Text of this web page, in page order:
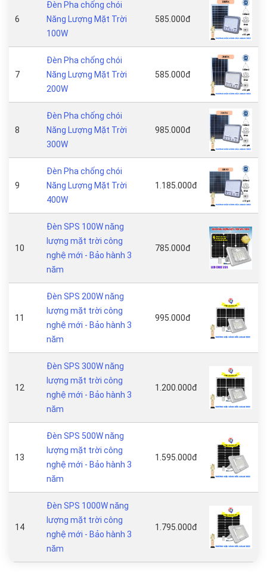
6
Đèn Pha chống chói
Năng Lượng Mặt Trời
100W
585.000đ
7
Đèn Pha chống chói
Năng Lượng Mặt Trời
200W
585.000đ
8
Đèn Pha chống chói
Năng Lượng Mặt Trời
300W
985.000đ
9
Đèn Pha chống chói
Năng Lượng Mặt Trời
400W
1.185.000đ
10
Đèn SPS 100W năng
lượng mặt trời công
nghệ mới - Bảo hành 3
năm
785.000đ
11
Đèn SPS 200W năng
lượng mặt trời công
nghệ mới - Bảo hành 3
năm
995.000đ
12
Đèn SPS 300W năng
lượng mặt trời công
nghệ mới - Bảo hành 3
năm
1.200.000đ
13
Đèn SPS 500W năng
lượng mặt trời công
nghệ mới - Bảo hành 3
năm
1.595.000đ
14
Đèn SPS 1000W năng
lượng mặt trời công
nghệ mới - Bảo hành 3
năm
1.795.000đ